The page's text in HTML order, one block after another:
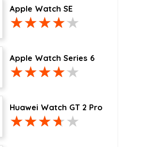
Apple Watch SE
Apple Watch Series 6
Huawei Watch GT 2 Pro